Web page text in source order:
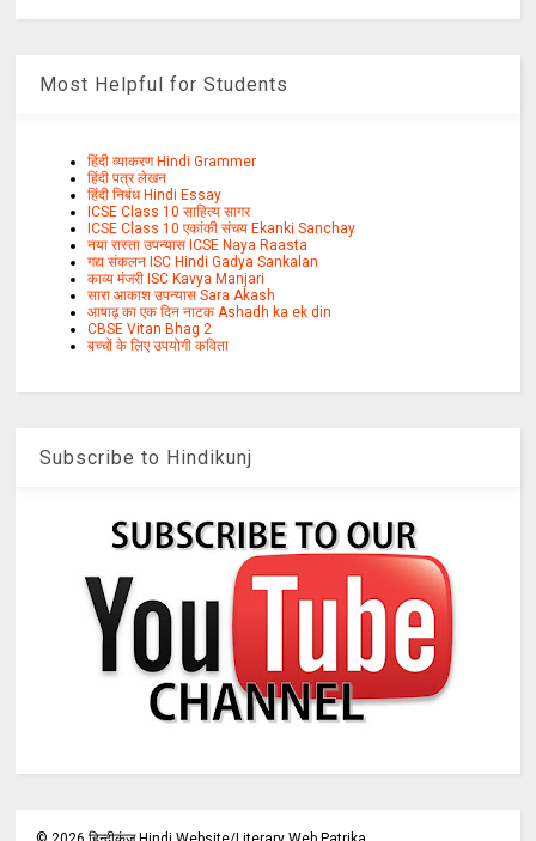
Most Helpful for Students
हिंदी व्याकरण Hindi Grammer
हिंदी पत्र लेखन
हिंदी निबंध Hindi Essay
ICSE Class 10 साहित्य सागर
ICSE Class 10 एकांकी संचय Ekanki Sanchay
नया रास्ता उपन्यास ICSE Naya Raasta
गद्य संकलन ISC Hindi Gadya Sankalan
काव्य मंजरी ISC Kavya Manjari
सारा आकाश उपन्यास Sara Akash
आषाढ़ का एक दिन नाटक Ashadh ka ek din
CBSE Vitan Bhag 2
बच्चों के लिए उपयोगी कविता
Subscribe to Hindikunj